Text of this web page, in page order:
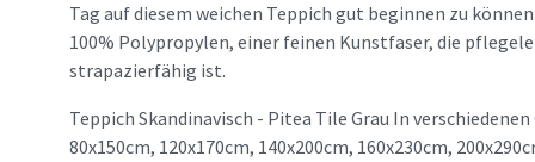
Tag auf diesem weichen Teppich gut beginnen zu
100% Polypropylen, einer feinen Kunstfaser, die
strapazierfähig ist.
Teppich Skandinavisch - Pitea Tile Grau In
80x150cm, 120x170cm, 140x200cm, 160x230cm,